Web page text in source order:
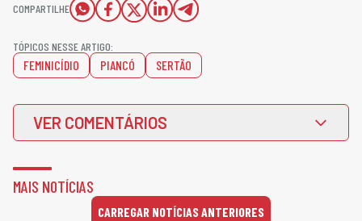
COMPARTILHE
TÓPICOS NESSE ARTIGO:
FEMINICÍDIO PIANCÓ SERTÃO
VER COMENTÁRIOS
MAIS NOTÍCIAS
CARREGAR NOTÍCIAS ANTERIORES